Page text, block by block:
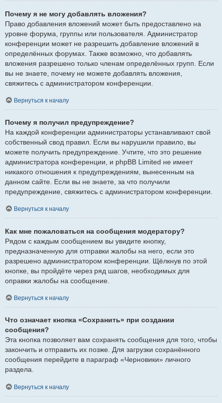
Почему я не могу добавлять вложения?
Право добавления вложений может быть предоставлено на
уровне форума, группы или пользователя. Администратор
конференции может не разрешить добавление вложений в
определённых форумах. Также возможно, что добавлять
вложения разрешено только членам определённых групп. Если
вы не знаете, почему не можете добавлять вложения,
свяжитесь с администратором конференции.
Вернуться к началу
Почему я получил предупреждение?
На каждой конференции администраторы устанавливают свой
собственный свод правил. Если вы нарушили правило, вы
можете получить предупреждение. Учтите, что это решение
администратора конференции, и phpBB Limited не имеет
никакого отношения к предупреждениям, вынесенным на
данном сайте. Если вы не знаете, за что получили
предупреждение, свяжитесь с администратором конференции.
Вернуться к началу
Как мне пожаловаться на сообщения модератору?
Рядом с каждым сообщением вы увидите кнопку,
предназначенную для отправки жалобы на него, если это
разрешено администратором конференции. Щёлкнув по этой
кнопке, вы пройдёте через ряд шагов, необходимых для
оправки жалобы на сообщение.
Вернуться к началу
Что означает кнопка «Сохранить» при создании
сообщения?
Эта кнопка позволяет вам сохранять сообщения для того, чтобы
закончить и отправить их позже. Для загрузки сохранённого
сообщения перейдите в параграф «Черновики» личного
раздела.
Вернуться к началу